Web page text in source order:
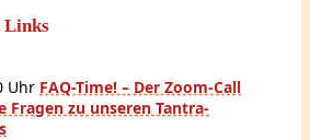
Links
Uhr FAQ-Time! – Der Zoom-Call
Fragen zu unseren Tantra-